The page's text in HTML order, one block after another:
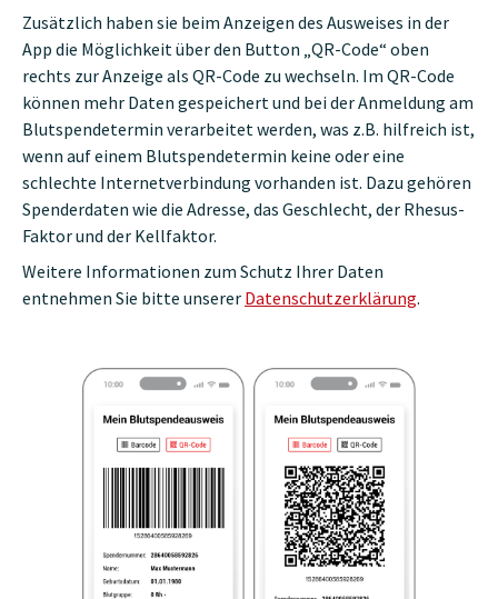
Zusätzlich haben sie beim Anzeigen des Ausweises in der
App die Möglichkeit über den Button „QR-Code“ oben
rechts zur Anzeige als QR-Code zu wechseln. Im QR-Code
können mehr Daten gespeichert und bei der Anmeldung am
Blutspendetermin verarbeitet werden, was z.B. hilfreich ist,
wenn auf einem Blutspendetermin keine oder eine
schlechte Internetverbindung vorhanden ist. Dazu gehören
Spenderdaten wie die Adresse, das Geschlecht, der Rhesus-
Faktor und der Kellfaktor.
Weitere Informationen zum Schutz Ihrer Daten
entnehmen Sie bitte unserer Datenschutzerklärung.